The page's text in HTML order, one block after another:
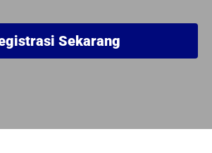
Sekarang